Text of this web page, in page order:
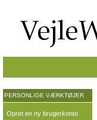
PERSONLIGE VÆRKTØJER
Opret en ny brugerkonto